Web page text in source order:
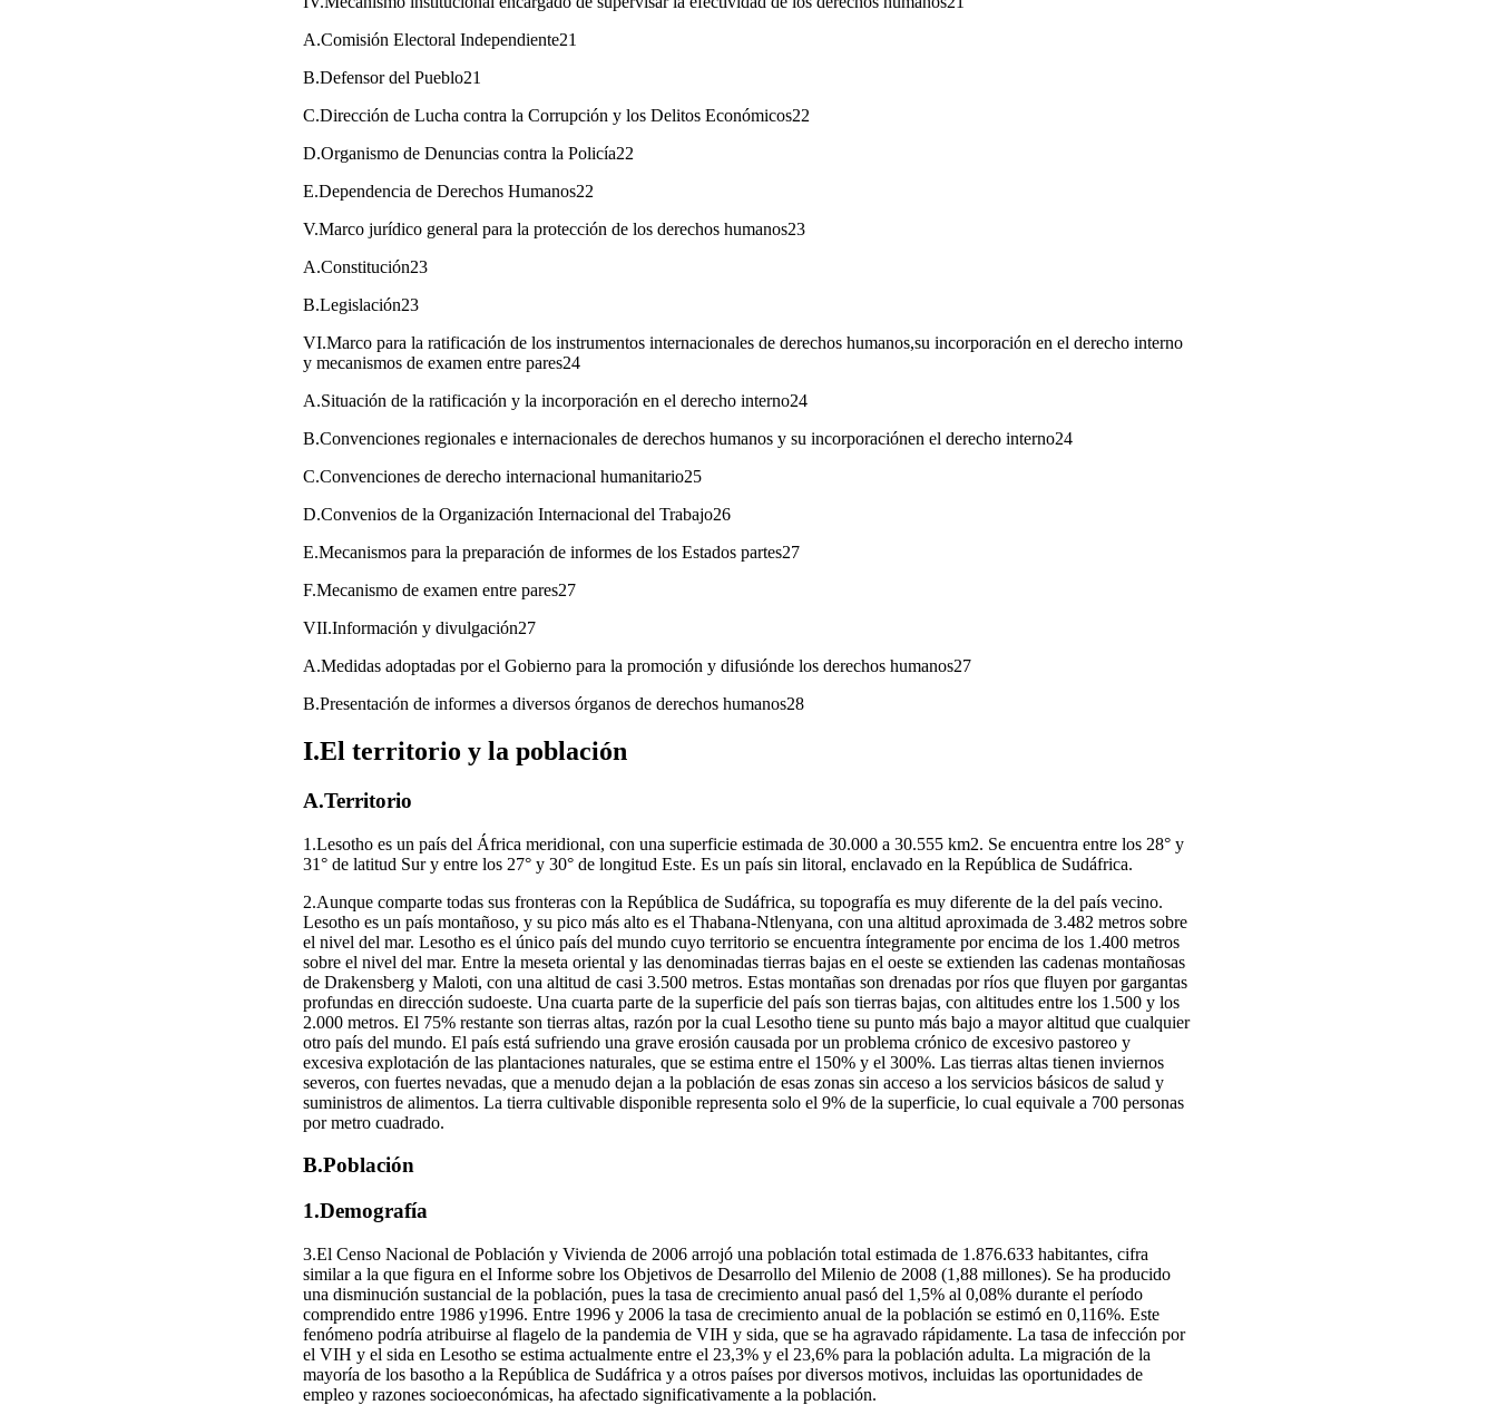
A.Comisión Electoral Independiente21
B.Defensor del Pueblo21
C.Dirección de Lucha contra la Corrupción y los Delitos Económicos22
D.Organismo de Denuncias contra la Policía22
E.Dependencia de Derechos Humanos22
V.Marco jurídico general para la protección de los derechos humanos23
A.Constitución23
B.Legislación23
VI.Marco para la ratificación de los instrumentos internacionales de derechos humanos,su incorporación en el derecho interno
y mecanismos de examen entre pares24
A.Situación de la ratificación y la incorporación en el derecho interno24
B.Convenciones regionales e internacionales de derechos humanos y su incorporaciónen el derecho interno24
C.Convenciones de derecho internacional humanitario25
D.Convenios de la Organización Internacional del Trabajo26
E.Mecanismos para la preparación de informes de los Estados partes27
F.Mecanismo de examen entre pares27
VII.Información y divulgación27
A.Medidas adoptadas por el Gobierno para la promoción y difusiónde los derechos humanos27
B.Presentación de informes a diversos órganos de derechos humanos28
I.El territorio y la población
A.Territorio
1.Lesotho es un país del África meridional, con una superficie estimada de 30.000 a 30.555 km2. Se encuentra entre los 28° y
31° de latitud Sur y entre los 27° y 30° de longitud Este. Es un país sin litoral, enclavado en la República de Sudáfrica.
2.Aunque comparte todas sus fronteras con la República de Sudáfrica, su topografía es muy diferente de la del país vecino.
Lesotho es un país montañoso, y su pico más alto es el Thabana-Ntlenyana, con una altitud aproximada de 3.482 metros sobre
el nivel del mar. Lesotho es el único país del mundo cuyo territorio se encuentra íntegramente por encima de los 1.400 metros
sobre el nivel del mar. Entre la meseta oriental y las denominadas tierras bajas en el oeste se extienden las cadenas montañosas
de Drakensberg y Maloti, con una altitud de casi 3.500 metros. Estas montañas son drenadas por ríos que fluyen por gargantas
profundas en dirección sudoeste. Una cuarta parte de la superficie del país son tierras bajas, con altitudes entre los 1.500 y los
2.000 metros. El 75% restante son tierras altas, razón por la cual Lesotho tiene su punto más bajo a mayor altitud que cualquier
otro país del mundo. El país está sufriendo una grave erosión causada por un problema crónico de excesivo pastoreo y
excesiva explotación de las plantaciones naturales, que se estima entre el 150% y el 300%. Las tierras altas tienen inviernos
severos, con fuertes nevadas, que a menudo dejan a la población de esas zonas sin acceso a los servicios básicos de salud y
suministros de alimentos. La tierra cultivable disponible representa solo el 9% de la superficie, lo cual equivale a 700 personas
por metro cuadrado.
B.Población
1.Demografía
3.El Censo Nacional de Población y Vivienda de 2006 arrojó una población total estimada de 1.876.633 habitantes, cifra
similar a la que figura en el Informe sobre los Objetivos de Desarrollo del Milenio de 2008 (1,88 millones). Se ha producido
una disminución sustancial de la población, pues la tasa de crecimiento anual pasó del 1,5% al 0,08% durante el período
comprendido entre 1986 y1996. Entre 1996 y 2006 la tasa de crecimiento anual de la población se estimó en 0,116%. Este
fenómeno podría atribuirse al flagelo de la pandemia de VIH y sida, que se ha agravado rápidamente. La tasa de infección por
el VIH y el sida en Lesotho se estima actualmente entre el 23,3% y el 23,6% para la población adulta. La migración de la
mayoría de los basotho a la República de Sudáfrica y a otros países por diversos motivos, incluidas las oportunidades de
empleo y razones socioeconómicas, ha afectado significativamente a la población.